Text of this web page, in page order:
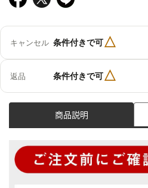
キャンセル 条件付きで可△
返品 条件付きで可△
商品説明